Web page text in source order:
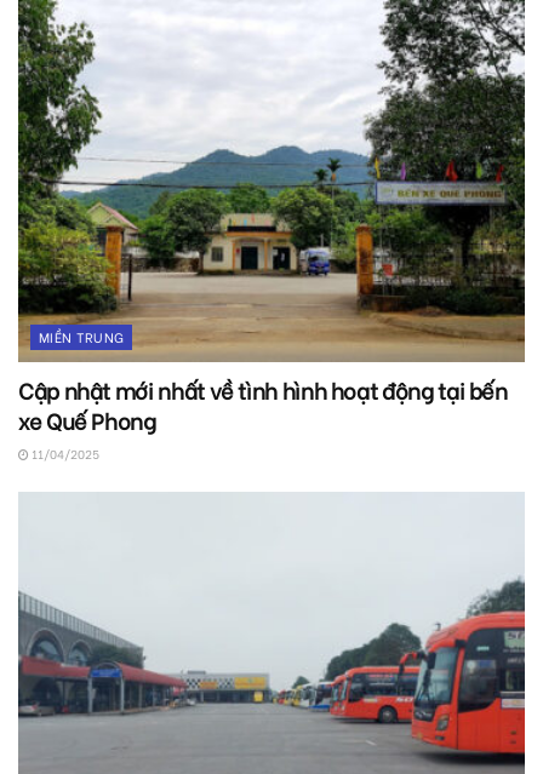
MIỀN TRUNG
Cập nhật mới nhất về tình hình hoạt động tại bến
xe Quế Phong
11/04/2025